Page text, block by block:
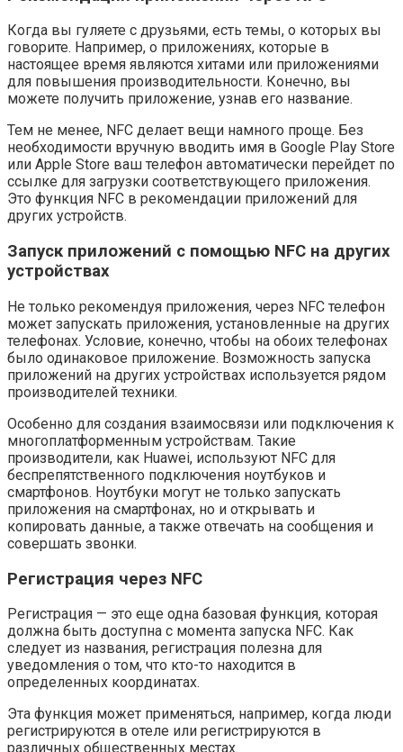
Когда вы гуляете с друзьями, есть темы, о которых вы
говорите. Например, о приложениях, которые в
настоящее время являются хитами или приложениями
для повышения производительности. Конечно, вы
можете получить приложение, узнав его название.
Тем не менее, NFC делает вещи намного проще. Без
необходимости вручную вводить имя в Google Play Store
или Apple Store ваш телефон автоматически перейдет по
ссылке для загрузки соответствующего приложения.
Это функция NFC в рекомендации приложений для
других устройств.
Запуск приложений с помощью NFC на других
устройствах
Не только рекомендуя приложения, через NFC телефон
может запускать приложения, установленные на других
телефонах. Условие, конечно, чтобы на обоих телефонах
было одинаковое приложение. Возможность запуска
приложений на других устройствах используется рядом
производителей техники.
Особенно для создания взаимосвязи или подключения к
многоплатформенным устройствам. Такие
производители, как Huawei, используют NFC для
беспрепятственного подключения ноутбуков и
смартфонов. Ноутбуки могут не только запускать
приложения на смартфонах, но и открывать и
копировать данные, а также отвечать на сообщения и
совершать звонки.
Регистрация через NFC
Регистрация — это еще одна базовая функция, которая
должна быть доступна с момента запуска NFC. Как
следует из названия, регистрация полезна для
уведомления о том, что кто-то находится в
определенных координатах.
Эта функция может применяться, например, когда люди
регистрируются в отеле или регистрируются в
различных общественных местах.